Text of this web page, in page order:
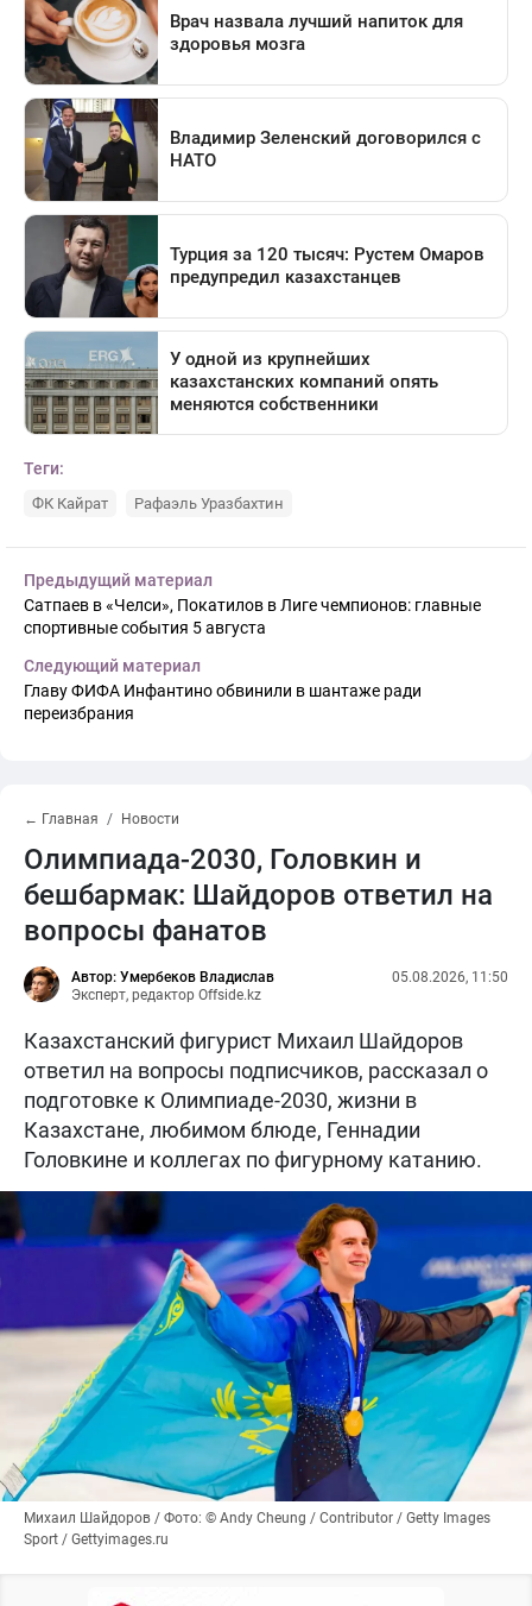
Теги:
ФК Кайрат Рафаэль Уразбахтин
Предыдущий материал
Сатпаев в «Челси», Покатилов в Лиге чемпионов: главные
спортивные события 5 августа
Следующий материал
Главу ФИФА Инфантино обвинили в шантаже ради
переизбрания
← Главная Новости
Олимпиада-2030, Головкин и
бешбармак: Шайдоров ответил на
вопросы фанатов
Автор: Умербеков Владислав
Эксперт, редактор Offside.kz
05.08.2026, 11:50
Казахстанский фигурист Михаил Шайдоров
ответил на вопросы подписчиков, рассказал о
подготовке к Олимпиаде-2030, жизни в
Казахстане, любимом блюде, Геннадии
Головкине и коллегах по фигурному катанию.
Михаил Шайдоров / Фото: © Andy Cheung / Contributor / Getty Images
Sport / Gettyimages.ru